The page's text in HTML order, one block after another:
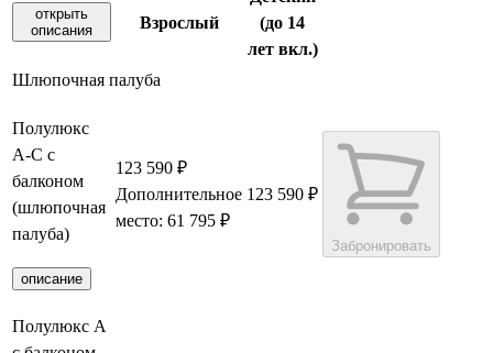
открыть
описания
Взрослый
(до 14
лет вкл.)
Шлюпочная палуба
Полулюкс
А-С с
балконом
(шлюпочная
палуба)
описание
123 590 ₽
Дополнительное
место: 61 795 ₽
123 590 ₽
Забронировать
Полулюкс А